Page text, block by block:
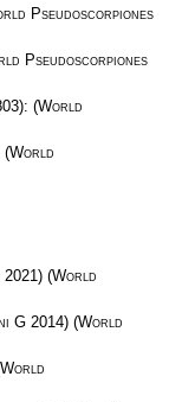
Pseudoscorpiones
Pseudoscorpiones
(World
(World
2021) (World
G 2014) (World
World